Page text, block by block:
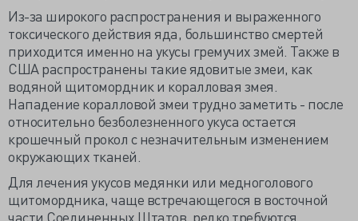
Из-за широкого распространения и выраженного
токсического действия яда, большинство смертей
приходится именно на укусы гремучих змей. Также в
США распространены такие ядовитые змеи, как
водяной щитомордник и коралловая змея.
Нападение коралловой змеи трудно заметить - после
относительно безболезненного укуса остается
крошечный прокол с незначительным изменением
окружающих тканей.
Для лечения укусов медянки или медноголового
щитомордника, чаще встречающегося в восточной
части Соединенных Штатов, редко требуются